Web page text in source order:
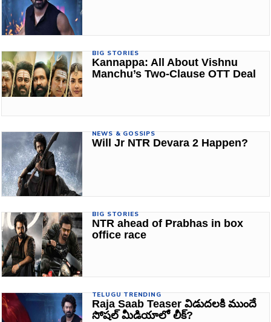
BIG STORIES
Kannappa: All About Vishnu
Manchu’s Two-Clause OTT Deal
NEWS & GOSSIPS
Will Jr NTR Devara 2 Happen?
BIG STORIES
NTR ahead of Prabhas in box
office race
TELUGU TRENDING
Raja Saab Teaser విడుదలకి ముందే
సోషల్ మీడియాలో లీక్?